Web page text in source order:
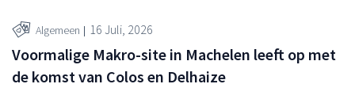
Algemeen 16 Juli, 2026
Voormalige Makro-site in Machelen leeft op met
de komst van Colos en Delhaize